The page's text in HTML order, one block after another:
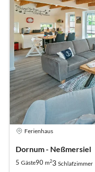
Ferienhaus
Dornum - Neßmersiel
5 Gäste90 m23 Schlafzimmer